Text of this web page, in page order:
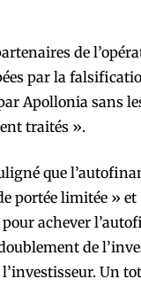
de
par la
Apollonia sans
traités ».
que
portée limitée »
achever
de
Un